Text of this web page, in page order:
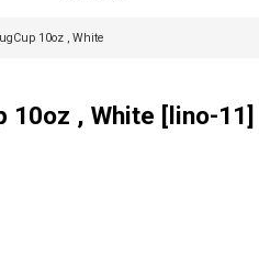
10oz , White
10oz , White [lino-11]